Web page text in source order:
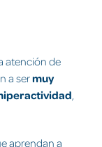
atención de
a sermuy
aprendan a